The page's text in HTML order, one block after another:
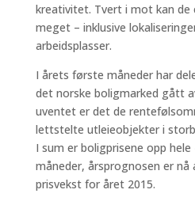
kreativitet. Tvert i mot kan de
meget – inklusive
arbeidsplasser.
I årets første måneder har
det norske boligmarked gått
uventet er det de
lettstelte utleieobjekter i
I sum er boligprisene opp
måneder, årsprognosen er nå
prisvekst for året 2015.